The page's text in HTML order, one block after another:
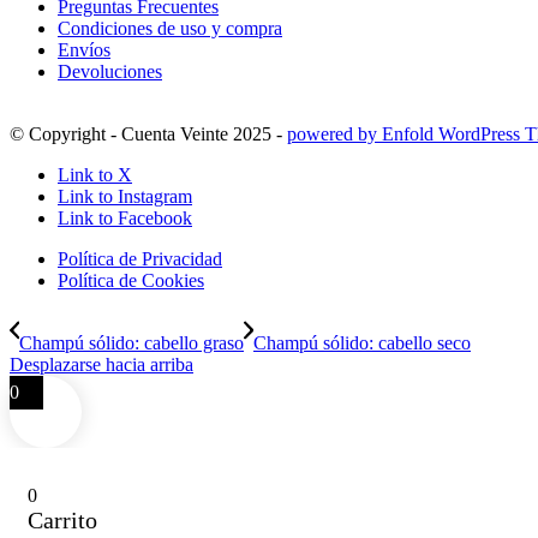
Preguntas Frecuentes
Condiciones de uso y compra
Envíos
Devoluciones
© Copyright - Cuenta Veinte 2025 - powered by Enfold WordPress
Link to X
Link to Instagram
Link to Facebook
Política de Privacidad
Política de Cookies
Champú sólido: cabello graso Champú sólido: cabello seco
Desplazarse hacia arriba
0
0
Carrito